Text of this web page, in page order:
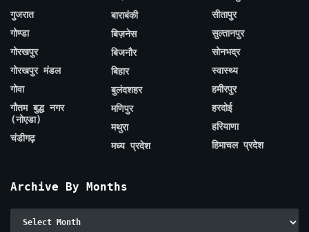
गुजरात
गोण्डा
गोरखपुर
गोरखपुर मंडल
गोवा
गौतम बुद्ध नगर
(नोएडा)
चंडीगढ़
बाराबंकी
बिज़नेस
बिजनौर
बिहार
बुलंदशहर
मणिपुर
मथुरा
मध्य प्रदेश
सीतापुर
सुल्तानपुर
सोनभद्र
स्वास्थ्य
हमीरपुर
हरदोई
हरियाणा
हिमाचल प्रदेश
Archive By Months